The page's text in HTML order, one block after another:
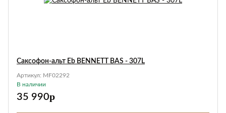
Саксофон-альт Eb BENNETT BAS - 307L
Артикул: MF02292
В наличии
35 990p